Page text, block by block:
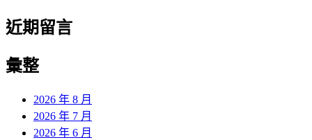
近期留言
彙整
2026 年 8 月
2026 年 7 月
2026 年 6 月